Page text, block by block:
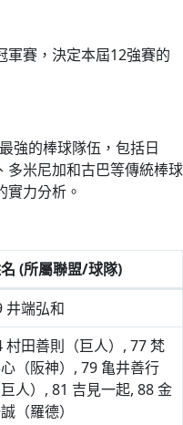
軍賽，決定本屆12強賽的
強的棒球隊伍，包括日
多米尼加和古巴等傳統棒球
力分析。
(所屬聯盟/球隊)
井端弘和
村田善則（巨人）, 77 梵
（阪神）, 79 亀井善行
巨人）, 81 吉見一起, 88 金
（羅德）